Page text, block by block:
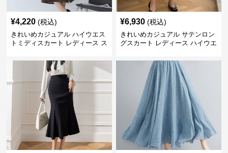
¥4,220 (税込)
きれいめカジュアル ハイウエス
トミディスカート レディース ス
勤 きれいめ
¥6,930 (税込)
きれいめカジュアル サテンロン
グスカート レディース ハイウエ
ルエット オールシーズン